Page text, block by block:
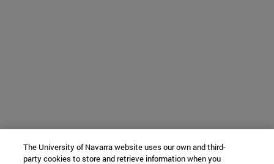
The University of Navarra website uses our own and third-
party cookies to store and retrieve information when you